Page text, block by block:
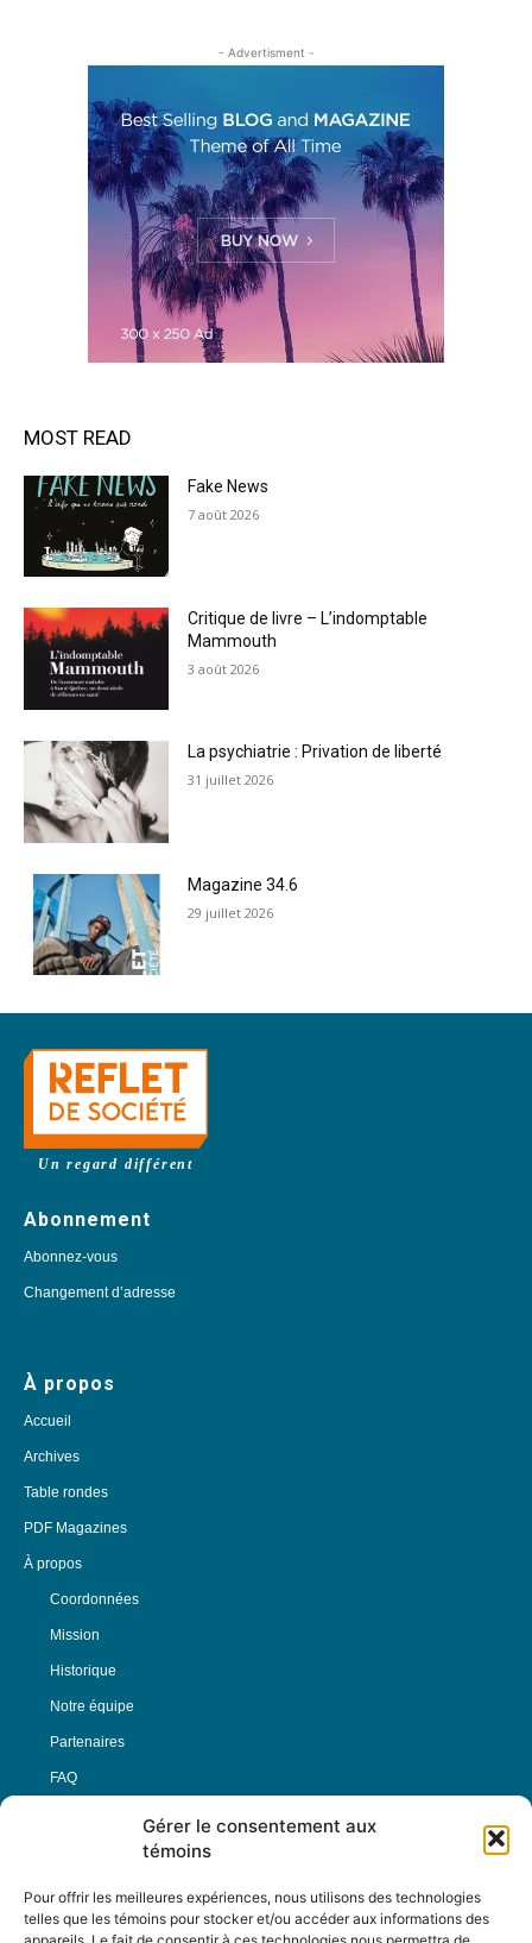
Gérer le consentement aux
témoins
Pour offrir les meilleures expériences, nous utilisons des technologies
telles que les témoins pour stocker et/ou accéder aux informations des
- Advertisment -
MOST READ
Fake News
7 août 2026
Critique de livre – L’indomptable
Mammouth
3 août 2026
La psychiatrie : Privation de liberté
31 juillet 2026
Magazine 34.6
29 juillet 2026
Un regard différent
Abonnement
Abonnez-vous
Changement d’adresse
À propos
Accueil
Archives
Table rondes
PDF Magazines
À propos
Coordonnées
Mission
Historique
Notre équipe
Partenaires
FAQ